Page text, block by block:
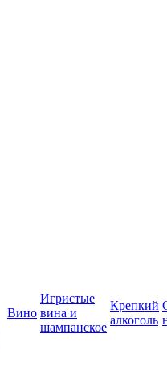
Вино
Игристые
вина и
шампанское
Крепкий
алкоголь